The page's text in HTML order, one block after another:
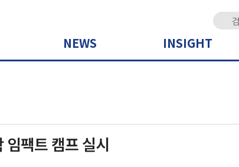
NEWS INSIGHT
팩트 캠프 실시